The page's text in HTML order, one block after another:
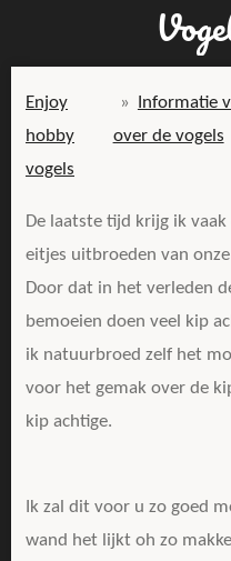
naar
de
hoofdinhoud
Enjoy
hobby
vogels
»
Informatie
over de vogels
De laatste tijd krijg ik
eitjes uitbroeden van
Door dat in het verleden
bemoeien doen veel kip
ik natuurbroed zelf het
voor het gemak over de
kip achtige.
Ik zal dit voor u zo goed
wand het lijkt oh zo